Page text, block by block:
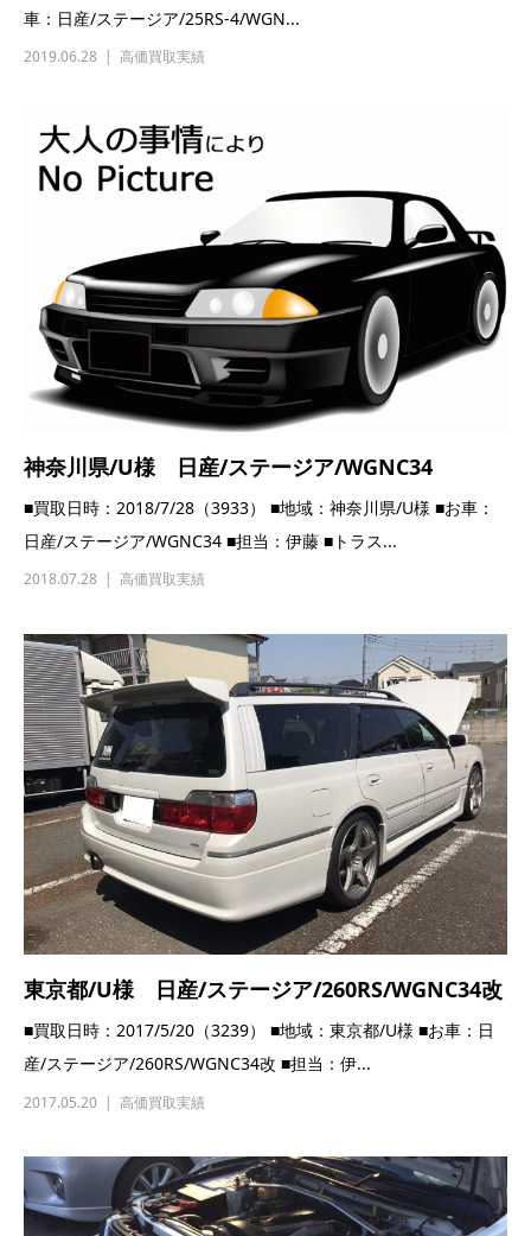
車：日産/ステージア/25RS-4/WGN...
2019.06.28 高価買取実績
神奈川県/U様 日産/ステージア/WGNC34
■買取日時：2018/7/28（3933） ■地域：神奈川県/U様 ■お車：
日産/ステージア/WGNC34 ■担当：伊藤 ■トラス...
2018.07.28 高価買取実績
東京都/U様 日産/ステージア/260RS/WGNC34改
■買取日時：2017/5/20（3239） ■地域：東京都/U様 ■お車：日
産/ステージア/260RS/WGNC34改 ■担当：伊...
2017.05.20 高価買取実績